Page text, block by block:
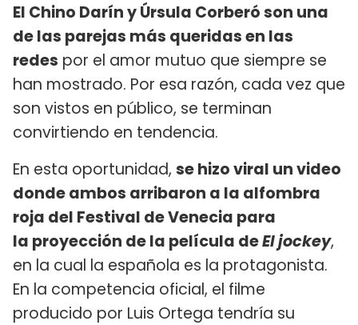
El Chino Darín y Úrsula Corberó son una
de las parejas más queridas en las
redes por el amor mutuo que siempre se
han mostrado. Por esa razón, cada vez que
son vistos en público, se terminan
convirtiendo en tendencia.
En esta oportunidad, se hizo viral un video
donde ambos arribaron a la alfombra
roja del Festival de Venecia para
la proyección de la película deEl jockey,
en la cual la española es la protagonista.
En la competencia oficial, el filme
producido por Luis Ortega tendría su